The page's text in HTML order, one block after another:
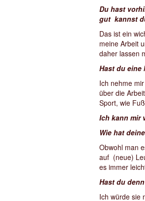
Du hast
gut kannst
Das ist ein
meine Arbeit
daher lassen
Hast du eine
Ich nehme
über die
Sport, wie
Ich kann mir
Wie hat
Obwohl man
auf (neue)
es immer
Hast du
Ich würde sie